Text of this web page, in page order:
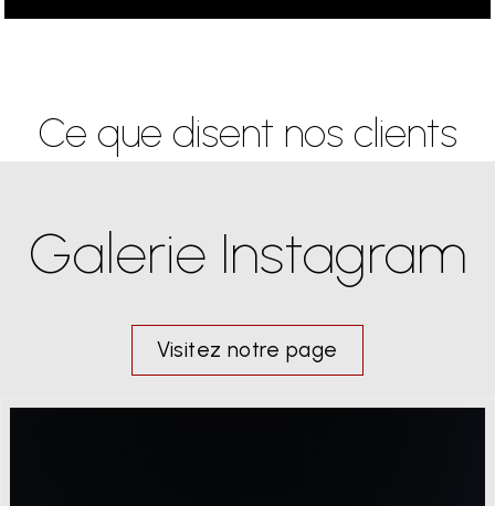
Ce que disent nos clients
Galerie Instagram
Visitez notre page